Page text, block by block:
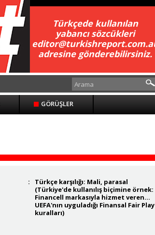
Türkçede kullanılan
yabancı sözcükleri
adresine gönderebilirsiniz.
GÖRÜŞLER
:
Türkçe karşılığı: Mali, parasal
(Türkiye'de kullanılış biçimine örnek:
Financell markasıyla hizmet veren...
UEFA'nın uyguladığı Finansal Fair Play
kuralları)